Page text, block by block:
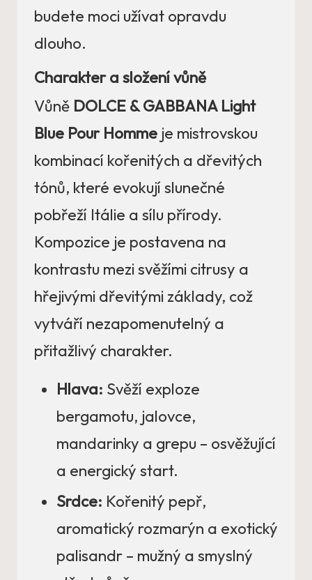
budete moci užívat opravdu
dlouho.
Charakter a složení vůně
Vůně DOLCE & GABBANA Light
Blue Pour Homme je mistrovskou
kombinací kořenitých a dřevitých
tónů, které evokují slunečné
pobřeží Itálie a sílu přírody.
Kompozice je postavena na
kontrastu mezi svěžími citrusy a
hřejivými dřevitými základy, což
vytváří nezapomenutelný a
přitažlivý charakter.
Hlava: Svěží exploze
bergamotu, jalovce,
mandarinky a grepu – osvěžující
a energický start.
Srdce: Kořenitý pepř,
aromatický rozmarýn a exotický
palisandr – mužný a smyslný